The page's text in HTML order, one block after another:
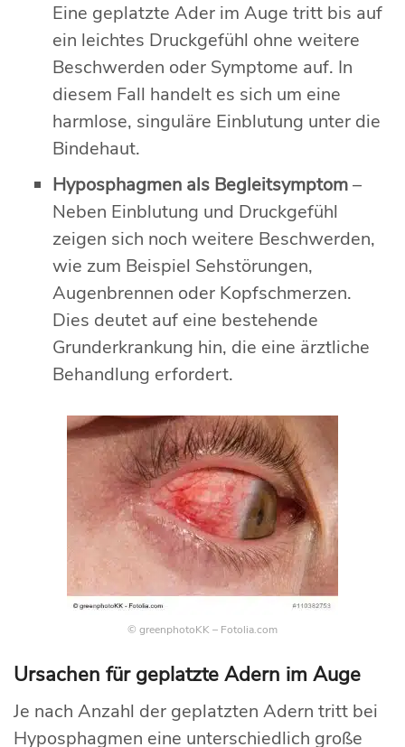
Eine geplatzte Ader im Auge tritt bis auf
ein leichtes Druckgefühl ohne weitere
Beschwerden oder Symptome auf. In
diesem Fall handelt es sich um eine
harmlose, singuläre Einblutung unter die
Bindehaut.
Hyposphagmen als Begleitsymptom–
Neben Einblutung und Druckgefühl
zeigen sich noch weitere Beschwerden,
wie zum Beispiel Sehstörungen,
Augenbrennen oder Kopfschmerzen.
Dies deutet auf eine bestehende
Grunderkrankung hin, die eine ärztliche
Behandlung erfordert.
© greenphotoKK – Fotolia.com
Ursachen für geplatzte Adern im Auge
Je nach Anzahl der geplatzten Adern tritt bei
Hyposphagmen eine unterschiedlich große